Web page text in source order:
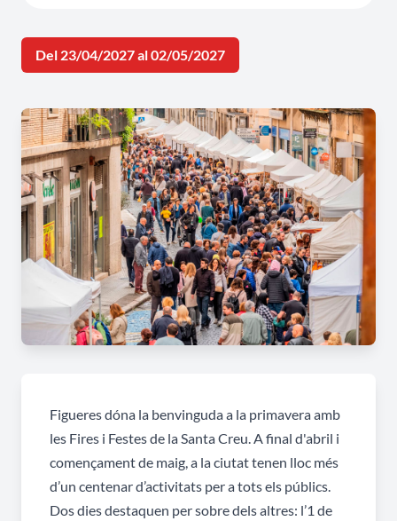
Del 23/04/2027 al 02/05/2027
Figueres dóna la benvinguda a la primavera amb
les Fires i Festes de la Santa Creu. A final d'abril i
començament de maig, a la ciutat tenen lloc més
d’un centenar d’activitats per a tots els públics.
Dos dies destaquen per sobre dels altres: l’1 de